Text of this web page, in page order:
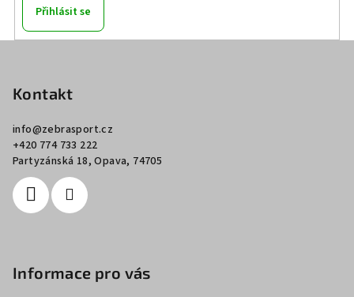
Přihlásit se
Kontakt
info@zebrasport.cz
+420 774 733 222
Partyzánská 18, Opava, 74705
Informace pro vás